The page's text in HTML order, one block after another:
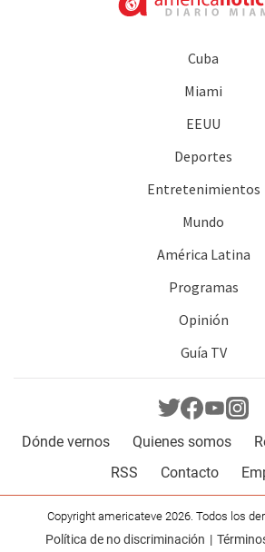
Cuba
Miami
EEUU
Deportes
Entretenimientos
Mundo
América Latina
Programas
Opinión
Guía TV
Dónde vernos Quienes somos
RSS
Contacto
Copyright americateve 2026. Todos los
Política de no discriminación